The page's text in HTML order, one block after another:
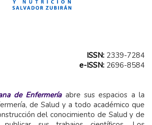
ISSN: 2339-7284
e-ISSN: 2696-8584
de Enfermeríaabre sus espacios a la
de Salud y a todo académico que
del conocimiento de Salud y de